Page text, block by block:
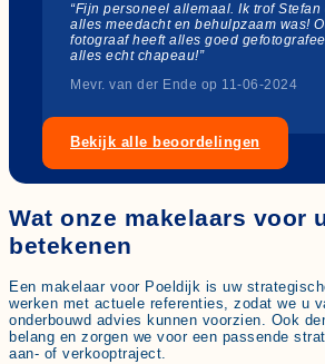
“Fijn personeel allemaal. Ik trof Stefan
alles meedacht en behulpzaam was!
fotograaf heeft alles goed
alles echt chapeau!”
Mevr. van der Ende op 11-06-2024
Bekijk alle beoordelingen
Wat onze makelaars voor
betekenen
Een makelaar voor Poeldijk is uw
werken met actuele referenties, zodat we u
onderbouwd advies kunnen voorzien. Ook
belang en zorgen we voor een passende
aan- of verkooptraject.